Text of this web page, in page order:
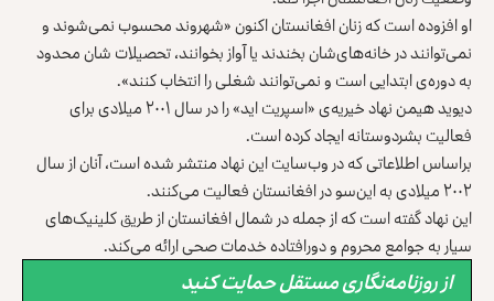
او افزوده است که زنان افغانستان اکنون «شهروند محسوب نمی‌شوند و
نمی‌توانند در خانه‌های‌شان بخندند یا آواز بخوانند، تحصیلات شان محدود
به دوره‌ی ابتدایی است و نمی‌توانند شغلی را انتخاب کنند».
دیوید هیمن نهاد خیریه‌ی «اسپریت اید» را در سال ۲۰۰۱ میلادی برای
فعالیت بشردوستانه ایجاد کرده است.
براساس اطلاعاتی که در وب‌سایت این نهاد منتشر شده است، آنان از سال
۲۰۰۲ میلادی به این‌سو در افغانستان فعالیت می‌کنند.
این نهاد گفته است که از جمله در شمال افغانستان از طریق کلینیک‌های
سیار به جوامع محروم و دورافتاده خدمات صحی ارائه می‌کند.
از روزنامه‌نگاری مستقل حمایت کنید